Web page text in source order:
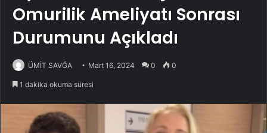
Omurilik Ameliyatı Sonrası
Durumunu Açıkladı
ÜMİT SAVĞA Mart 16, 2024 0 0
1 dakika okuma süresi